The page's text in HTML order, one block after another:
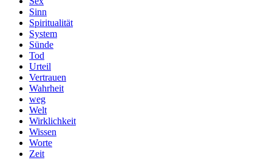
Sinn
Spiritualität
System
Sünde
Tod
Urteil
Vertrauen
Wahrheit
weg
Welt
Wirklichkeit
Wissen
Worte
Zeit